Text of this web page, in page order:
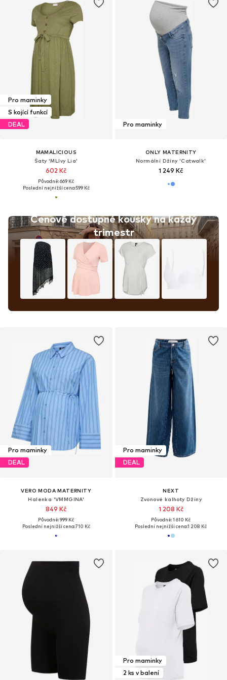
Pro maminky
S kojící funkcí
DEAL
MAMALICIOUS
Šaty 'MLIvy Lia'
602 Kč
Původně: 669 Kč
Poslední nejnižší cena:599 Kč
Cenově dostupné kousky na každý
trimestr
Pro maminky
ONLY MATERNITY
Normální Džíny 'Catwalk'
1 249 Kč
Pro maminky
DEAL
VERO MODA MATERNITY
Halenka 'VMMGINA'
849 Kč
Původně: 999 Kč
Poslední nejnižší cena:710 Kč
Pro maminky
DEAL
NEXT
Zvonové kalhoty Džíny
1 208 Kč
Původně: 1 610 Kč
Poslední nejnižší cena:1 208 Kč
Pro maminky
2 ks v balení